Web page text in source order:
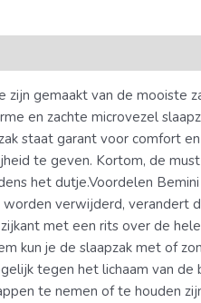
zijn gemaakt van de mooiste
en zachte microvezel
staat garant voor comfort
te geven. Kortom, de
het dutje.Voordelen Bemini
verwijderd, verandert
met een rits over de
kun je de slaapzak met of
tegen het lichaam van de
te nemen of te houden